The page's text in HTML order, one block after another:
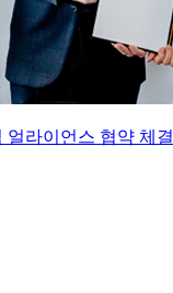
라이언스 협약 체결